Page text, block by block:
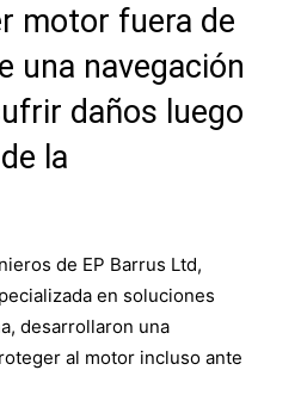
motor fuera de
una navegación
daños luego
la
de EP Barrus Ltd,
en soluciones
desarrollaron una
al motor incluso ante